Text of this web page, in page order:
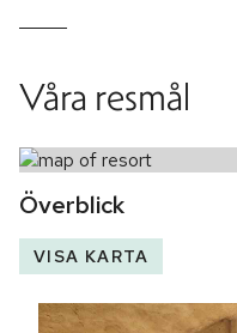
Våra resmål
Överblick
VISA KARTA